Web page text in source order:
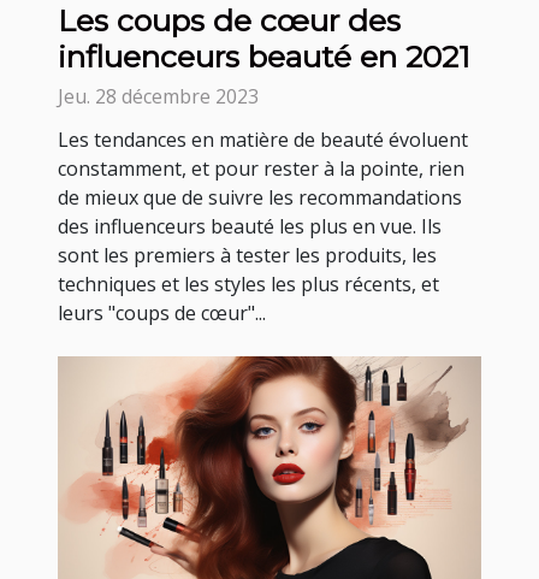
Les coups de cœur des
influenceurs beauté en 2021
Jeu. 28 décembre 2023
Les tendances en matière de beauté évoluent
constamment, et pour rester à la pointe, rien
de mieux que de suivre les recommandations
des influenceurs beauté les plus en vue. Ils
sont les premiers à tester les produits, les
techniques et les styles les plus récents, et
leurs "coups de cœur"...